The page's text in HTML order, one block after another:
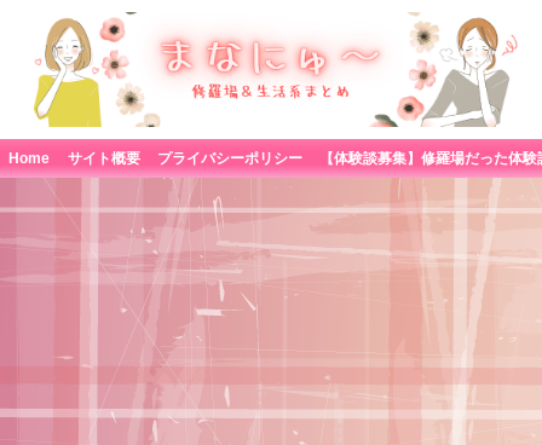
Home サイト概要 プライバシーポリシー